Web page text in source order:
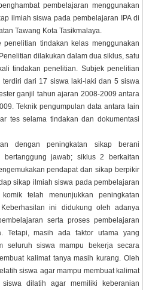
pembelajaran menggunakan
ilmiah siswa pada pembelajaran IPA di
Tawang Kota Tasikmalaya.
tindakan kelas menggunakan
dilakukan dalam dua siklus, satu
tindakan penelitian. Subjek penelitian
dari 17 siswa laki-laki dan 5 siswa
ganjil tahun ajaran 2008-2009 antara
Teknik pengumpulan data antara lain
tes selama tindakan dan dokumentasi
dengan peningkatan sikap berani
jawab; siklus 2 berkaitan
pendapat dan sikap berpikir
sikap ilmiah siswa pada pembelajaran
telah menunjukkan peningkatan
ini didukung oleh adanya
serta proses pembelajaran
Tetapi, masih ada faktor utama yang
seluruh siswa mampu bekerja secara
kalimat tanya masih kurang. Oleh
siswa agar mampu membuat kalimat
dilatih agar memiliki keberanian